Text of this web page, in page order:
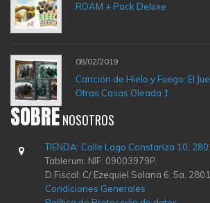
ROAM + Pack Deluxe
08/02/2019
Canción de Hielo y Fuego: El
Otras Casas Oleada 1
SOBRENOSOTROS
TIENDA: Calle Lago Constanza 10,
Tablerum. NIF: 09003979P.
D.Fiscal: C/ Ezequiel Solana 6, 5a.
Condiciones Generales